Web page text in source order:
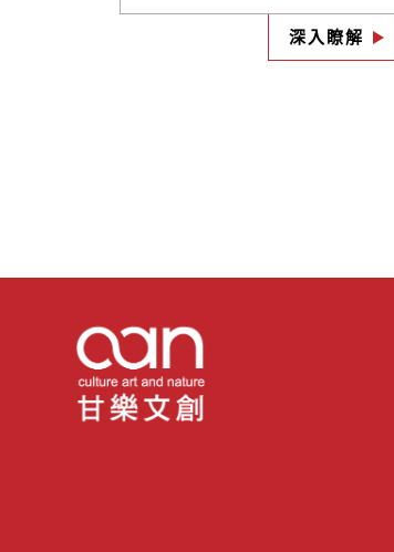
愛的果醬、穀物麥片或新鮮水
果，溫柔地喚醒腸胃，開啟清
爽的早晨。也能加入桑葚果醬
#乳糖不耐症 #嗜熱鏈球菌
#動物雙岐桿菌
深入瞭解